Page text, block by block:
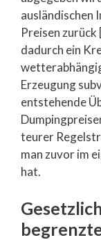
ausländischen
Preisen
dadurch ein
Erzeugung
entstehende
teurer
man zuvor im
hat.